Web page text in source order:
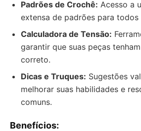
Padrões de Crochê: Acesso a
extensa de padrões para todos
Calculadora de Tensão:
garantir que suas peças
correto.
Dicas e Truques: Sugestões
melhorar suas habilidades e
comuns.
Benefícios: